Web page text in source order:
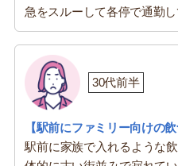
急をスルーして各停で通勤し
30代前半
【駅前にファミリー向けの飲
駅前に家族で入れるような